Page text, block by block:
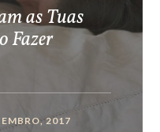
as Tuas
Fazer
2017